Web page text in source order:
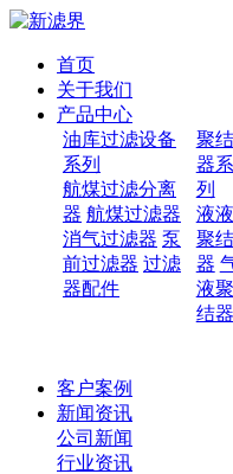
首页
关于我们
产品中心
油库过滤设备
系列
航煤过滤分离
器 航煤过滤器
消气过滤器 泵
前过滤器 过滤
器配件
聚结
器系
列
液液
聚结
器
液聚
结器
客户案例
新闻资讯
公司新闻
行业资讯